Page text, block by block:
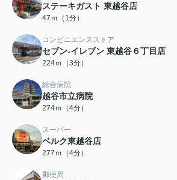
ステーキガスト 東越谷店
47ｍ（1分）
コンビニエンスストア
セブン‐イレブン 東越谷６丁目店
224ｍ（3分）
総合病院
越谷市立病院
274ｍ（4分）
スーパー
ベルク東越谷店
277ｍ（4分）
郵便局